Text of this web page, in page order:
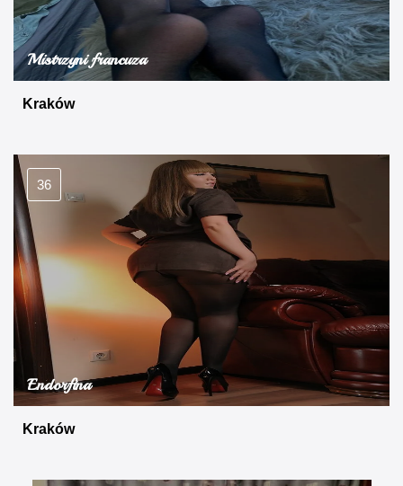
Mistrzyni francuza
Kraków
36
Endorfina
Kraków